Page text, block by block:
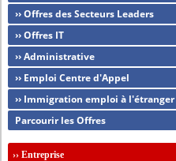
›› Offres des Secteurs Leaders
›› Offres IT
›› Administrative
›› Emploi Centre d'Appel
›› Immigration emploi à l'étranger
Parcourir les Offres
››Entreprise